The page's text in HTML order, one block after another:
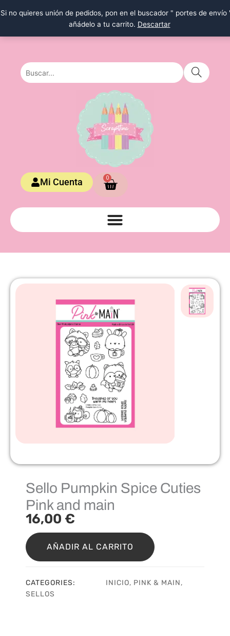
Si no quieres unión de pedidos, pon en el buscador " portes de envío
añádelo a tu carrito. Descartar
al
Mi Cuenta 0
Carrito
Sello Pumpkin Spice Cuties
Pink and main
16,00 €
Pumpkin
Spice
and
main
AÑADIR AL CARRITO
CATEGORIES: INICIO, PINK & MAIN,
SELLOS